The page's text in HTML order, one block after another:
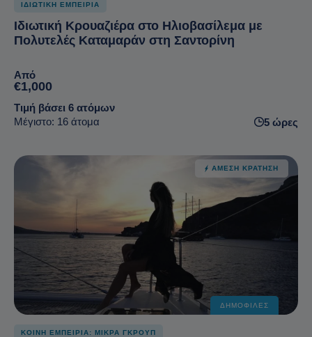
ΙΔΙΩΤΙΚΗ ΕΜΠΕΙΡΙΑ
Ιδιωτική Κρουαζιέρα στο Ηλιοβασίλεμα με
Πολυτελές Καταμαράν στη Σαντορίνη
Από
€1,000
Τιμή βάσει 6 ατόμων
Μέγιστο: 16 άτομα
5 ώρες
ΆΜΕΣΗ ΚΡΆΤΗΣΗ
ΔΗΜΟΦΙΛΈΣ
ΚΟΙΝΗ ΕΜΠΕΙΡΙΑ: ΜΙΚΡΑ ΓΚΡΟΥΠ